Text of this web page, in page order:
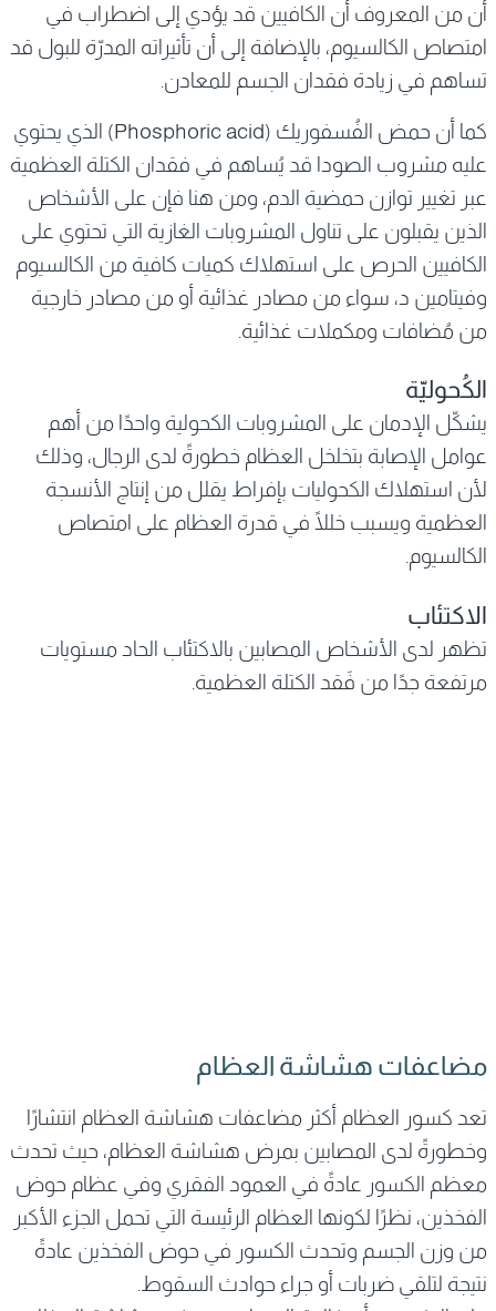
أن من المعروف أن الكافيين قد يؤدي إلى اضطراب في
امتصاص الكالسيوم، بالإضافة إلى أن تأثيراته المدرّة للبول قد
تساهم في زيادة فقدان الجسم للمعادن.
كما أن حمض الفُسفوريك (Phosphoric acid) الذي يحتوي
عليه مشروب الصودا قد يُساهم في فقدان الكتلة العظمية
عبر تغيير توازن حمضية الدم، ومن هنا فإن على الأشخاص
الذين يقبلون على تناول المشروبات الغازية التي تحتوي على
الكافيين الحرص على استهلاك كميات كافية من الكالسيوم
وفيتامين د، سواء من مصادر غذائية أو من مصادر خارجية
من مُضافات ومكملات غذائية.
الكُحوليّة
يشكّل الإدمان على المشروبات الكحولية واحدًا من أهم
عوامل الإصابة بتخلخل العظام خطورةً لدى الرجال، وذلك
لأن استهلاك الكحوليات بإفراط يقلل من إنتاج الأنسجة
العظمية ويسبب خللًا في قدرة العظام على امتصاص
الكالسيوم.
الاكتئاب
تظهر لدى الأشخاص المصابين بالاكتئاب الحاد مستويات
مرتفعة جدًا من فَقد الكتلة العظمية.
مضاعفات هشاشة العظام
تعد كسور العظام أكثر مضاعفات هشاشة العظام انتشارًا
وخطورةً لدى المصابين بمرض هشاشة العظام، حيث تحدث
معظم الكسور عادةً في العمود الفقري وفي عظام حوض
الفخذين، نظرًا لكونها العظام الرئيسة التي تحمل الجزء الأكبر
من وزن الجسم وتحدث الكسور في حوض الفخذين عادةً
نتيجة لتلقي ضربات أو جراء حوادث السقوط.